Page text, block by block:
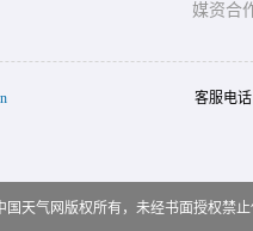
媒资合
客服电
国天气网版权所有，未经书面授权